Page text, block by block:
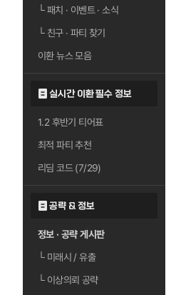
└패치 · 이벤트 · 소식
└친구 · 파티 찾기
이환 뉴스 모음
실시간 이환 필수 정보
1.2 후반기 티어표
최적 파티 추천
리딤 코드 (7/29)
공략 & 정보
정보 · 공략 게시판
└미래시 / 유출
└이상의뢰 공략